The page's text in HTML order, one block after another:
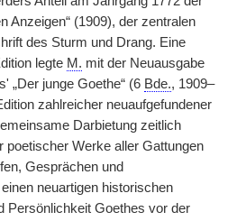
Anzeigen“ (1909), der zentralen
des Sturm und Drang. Eine
legte M. mit der Neuausgabe
„Der junge Goethe“ (6 Bde., 1909–
zahlreicher neuaufgefundener
Darbietung zeitlich
poetischer Werke aller Gattungen
Gesprächen und
neuartigen historischen
Persönlichkeit Goethes vor der